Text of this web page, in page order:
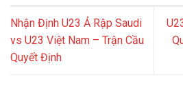
Nhận Định U23 Ả Rập Saudi
vs U23 Việt Nam – Trận Cầu
Quyết Định